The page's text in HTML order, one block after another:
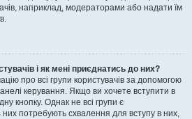
наприклад, модераторами або надати їм
і як мені приєднатись до них?
про всі групи користувачів за допомогою
керування. Якщо ви хочете вступити в
кнопку. Однак не всі групи є
них потребують схвалення для вступу в них,